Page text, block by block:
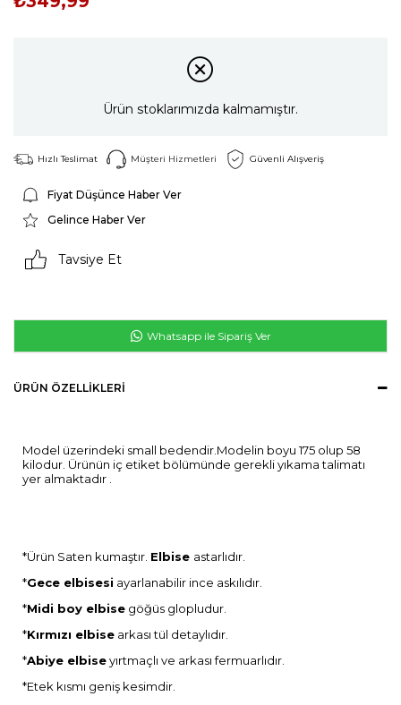
Ürün stoklarımızda kalmamıştır.
Hızlı Teslimat Müşteri Hizmetleri Güvenli Alışveriş
Fiyat Düşünce Haber Ver
Gelince Haber Ver
Tavsiye Et
Whatsapp ile Sipariş Ver
ÜRÜN ÖZELLIKLERI
Model üzerindeki small bedendir.Modelin boyu 175 olup 58
kilodur. Ürünün iç etiket bölümünde gerekli yıkama talimatı
yer almaktadır .
*Ürün Saten kumaştır. Elbise astarlıdır.
*Gece elbisesi ayarlanabilir ince askılıdır.
*Midi boy elbise göğüs glopludur.
*Kırmızı elbise arkası tül detaylıdır.
*Abiye elbiseyırtmaçlı ve arkası fermuarlıdır.
*Etek kısmı geniş kesimdir.